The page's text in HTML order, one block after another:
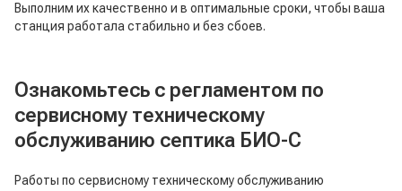
Выполним их качественно и в оптимальные сроки, чтобы ваша
станция работала стабильно и без сбоев.
Ознакомьтесь с регламентом по
сервисному техническому
обслуживанию септика БИО-С
Работы по сервисному техническому обслуживанию